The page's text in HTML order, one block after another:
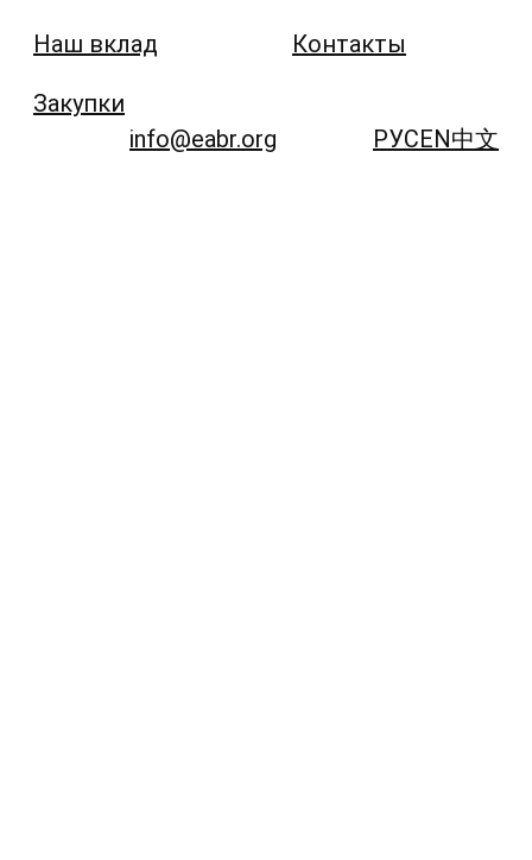
Наш вклад
Закупки
Контакты
info@eabr.org РУСEN中文